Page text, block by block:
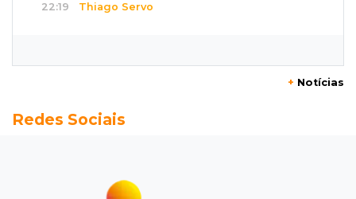
22:19 Thiago Servo
Semana vai começar com 909 novas
Flagrante
+ Notícias
Redes Sociais